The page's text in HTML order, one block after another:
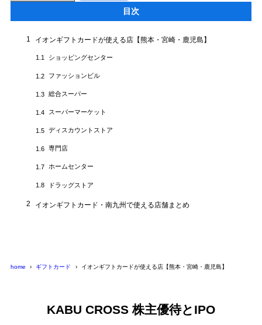
目次
1 イオンギフトカードが使える店【熊本・宮崎・鹿児島】
1.1 ショッピングセンター
1.2 ファッションビル
1.3 総合スーパー
1.4 スーパーマーケット
1.5 ディスカウントストア
1.6 専門店
1.7 ホームセンター
1.8 ドラッグストア
2 イオンギフトカード・南九州で使える店舗まとめ
home ギフトカード イオンギフトカードが使える店【熊本・宮崎・鹿児島】
KABU CROSS 株主優待とIPO